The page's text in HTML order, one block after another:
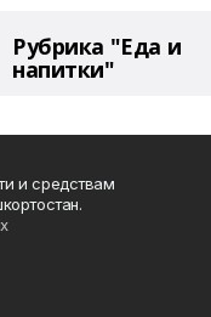
Рубрика "Еда и
напитки"
и средствам